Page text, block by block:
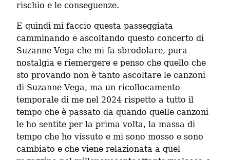
rischio e le conseguenze.
E quindi mi faccio questa passeggiata
camminando e ascoltando questo concerto di
Suzanne Vega che mi fa sbrodolare, pura
nostalgia e riemergere e penso che quello che
sto provando non è tanto ascoltare le canzoni
di Suzanne Vega, ma un ricollocamento
temporale di me nel 2024 rispetto a tutto il
tempo che è passato da quando quelle canzoni
le ho sentite per la prima volta, la massa di
tempo che ho vissuto e mi sono mosso e sono
cambiato e che viene relazionata a quel